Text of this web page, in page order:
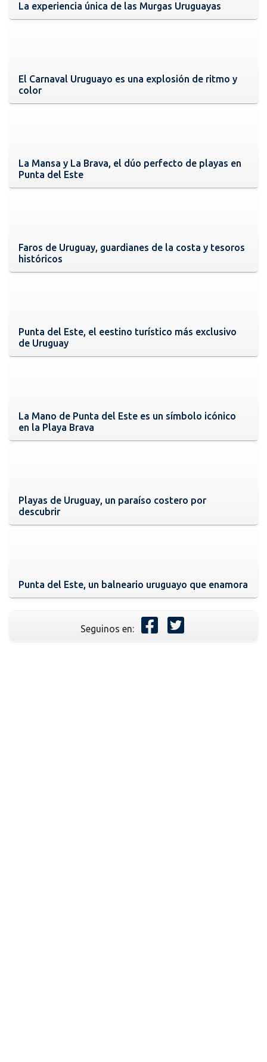
La experiencia única de las Murgas Uruguayas
El Carnaval Uruguayo es una explosión de ritmo y
color
La Mansa y La Brava, el dúo perfecto de playas en
Punta del Este
Faros de Uruguay, guardianes de la costa y tesoros
históricos
Punta del Este, el eestino turístico más exclusivo
de Uruguay
La Mano de Punta del Este es un símbolo icónico
en la Playa Brava
Playas de Uruguay, un paraíso costero por
descubrir
Punta del Este, un balneario uruguayo que enamora
Seguinos en: